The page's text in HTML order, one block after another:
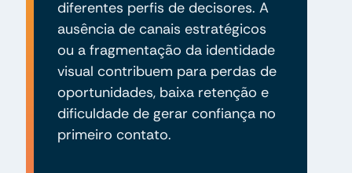
diferentes perfis de decisores. A
ausência de canais estratégicos
ou a fragmentação da identidade
visual contribuem para perdas de
oportunidades, baixa retenção e
dificuldade de gerar confiança no
primeiro contato.